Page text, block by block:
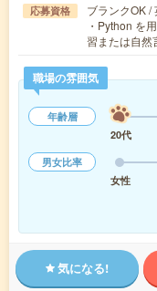
応募資格
ブランクOK /
・Python を
習または自
職場の雰囲気
年齢層
20代
男女比率
女性
気になる!